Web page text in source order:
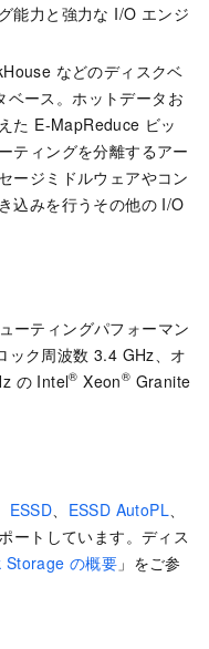
能力と強力な I/O エンジ
などのディスクベ
ース。ホットデータお
た E-MapReduce ビッ
ティングを分離するアー
ージミドルウェアやコン
込みを行うその他の I/O
ーティングパフォーマン
ック周波数 3.4 GHz、オ
の Intel® Xeon® Granite
ESSD ESSD AutoPL
ートしています。ディス
Storage の概要 」をご参